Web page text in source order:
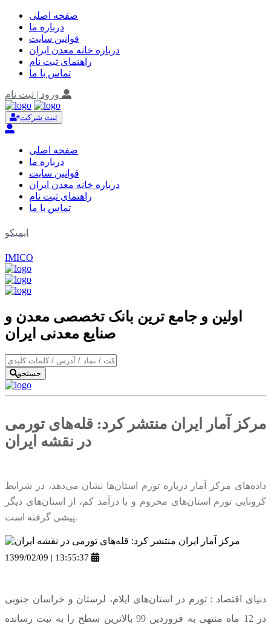
صفحه اصلی
درباره ما
قوانین سایت
درباره خانه معدن ایران
راهنمای ثبت نام
تماس با ما
ورود | ثبت نام
ثبت شرکت
صفحه اصلی
درباره ما
قوانین سایت
درباره خانه معدن ایران
راهنمای ثبت نام
تماس با ما
ایمیکو
IMICO
اولین و جامع ترین بانک تخصصی معدن و
صنایع معدنی ایران
جستجو
مرکز آمار ایران منتشر کرد: قله‌های تورمی
در نقشه ایران
داده‌های مرکز آمار درباره تورم استان‌ها نشان می‌دهد، در شرایط
کرونایی تورم استان‌های محروم و با درآمد کم، از استان‌های دیگر
پیشی گرفته است.
1399/02/09 | 13:55:37
دنیای اقتصاد : تورم در استان‌های ایلام، لرستان و خراسان جنوبی
در 12 ماه منتهی به فروردین 99 بالاترین سطح را به ثبت رسانده